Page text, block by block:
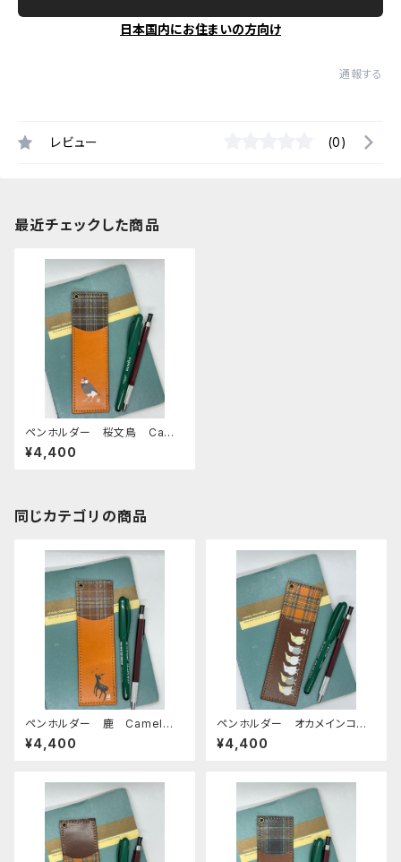
日本国内にお住まいの方向け
通報する
レビュー (0)
最近チェックした商品
ペンホルダー 桜文鳥 Came
l キャメル 文鳥 ぶんちょ
う ブンチョウ 栃木レザー
¥4,400
同じカテゴリの商品
ペンホルダー 鹿 Camel
キャメル 栃木レザー シカ
奈良
¥4,400
ペンホルダー オカメインコ
ぽわん Brown ブラウン キ
ャメル 栃木レザー おかめい
フェイス イエロー
¥4,400